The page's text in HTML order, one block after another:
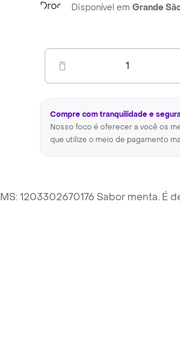
Disponível em Grande
1
Compre com tranquilidade e
Nosso foco é oferecer a você os
que utilize o meio de pagamento
1203302670176 Sabor menta. É